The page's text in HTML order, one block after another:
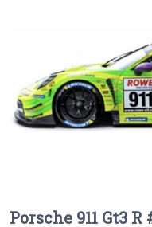
Porsche 911 Gt3 R